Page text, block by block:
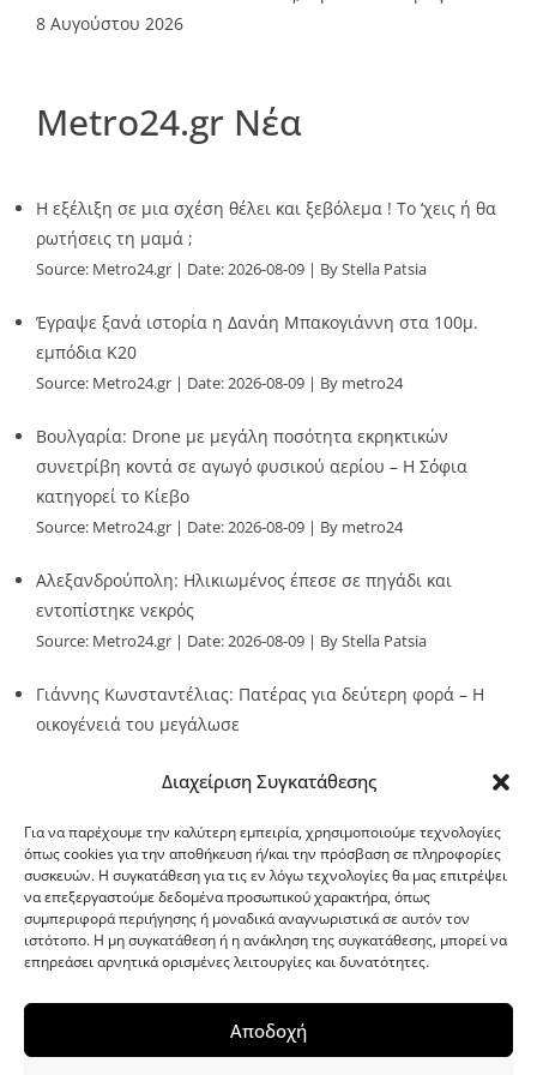
Διαχείριση Συγκατάθεσης
Για να παρέχουμε την καλύτερη εμπειρία, χρησιμοποιούμε τεχνολογίες
όπως cookies για την αποθήκευση ή/και την πρόσβαση σε πληροφορίες
συσκευών. Η συγκατάθεση για τις εν λόγω τεχνολογίες θα μας επιτρέψει
να επεξεργαστούμε δεδομένα προσωπικού χαρακτήρα, όπως
συμπεριφορά περιήγησης ή μοναδικά αναγνωριστικά σε αυτόν τον
ιστότοπο. Η μη συγκατάθεση ή η ανάκληση της συγκατάθεσης, μπορεί να
επηρεάσει αρνητικά ορισμένες λειτουργίες και δυνατότητες.
Αποδοχή
8 Αυγούστου 2026
Metro24.gr Νέα
Η εξέλιξη σε μια σχέση θέλει και ξεβόλεμα ! Το ‘χεις ή θα
ρωτήσεις τη μαμά ;
Source: Metro24.gr Date: 2026-08-09 By Stella Patsia
Έγραψε ξανά ιστορία η Δανάη Μπακογιάννη στα 100μ.
εμπόδια Κ20
Source: Metro24.gr Date: 2026-08-09 By metro24
Βουλγαρία: Drone με μεγάλη ποσότητα εκρηκτικών
συνετρίβη κοντά σε αγωγό φυσικού αερίου – Η Σόφια
κατηγορεί το Κίεβο
Source: Metro24.gr Date: 2026-08-09 By metro24
Αλεξανδρούπολη: Ηλικιωμένος έπεσε σε πηγάδι και
εντοπίστηκε νεκρός
Source: Metro24.gr Date: 2026-08-09 By Stella Patsia
Γιάννης Κωνσταντέλιας: Πατέρας για δεύτερη φορά – Η
οικογένειά του μεγάλωσε
G-point.gr